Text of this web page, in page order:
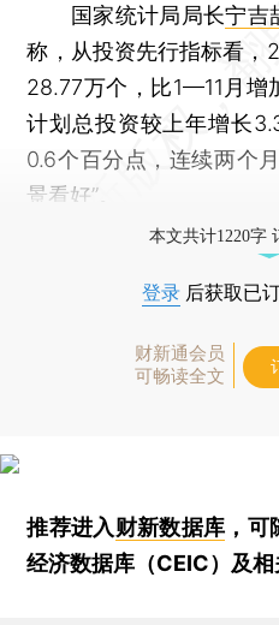
国家统计局局长宁吉
称，从投资先行指标看，
28.77万个，比1—11月增
计划总投资较上年增长
0.6个百分点，连续两个
景看好”。
本文共计1220字
登录 后获取已
财新通会员
可畅读全文
推荐进入财新数据库 ，
经济数据库（CEIC）及相